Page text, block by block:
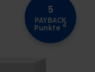
5
PAYBACK
Punkte 4